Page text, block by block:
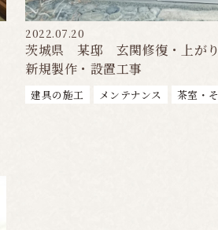
2022.07.20
茨城県 某邸 玄関修復・上が
新規製作・設置工事
建具の施工 メンテナンス 茶室・